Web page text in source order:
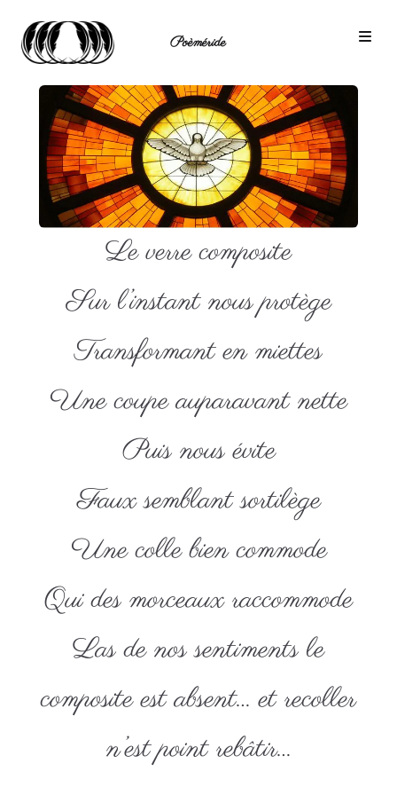
Poèméride
Le verre composite
Sur l’instant nous protège
Transformant en miettes
Une coupe auparavant nette
Puis nous évite
Faux semblant sortilège
Une colle bien commode
Qui des morceaux raccommode
Las de nos sentiments le
composite est absent… et recoller
n’est point rebâtir…